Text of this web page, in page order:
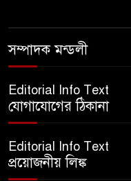
সম্পাদক মন্ডলী
Editorial Info Text
যোগাযোগের ঠিকানা
Editorial Info Text
প্রয়োজনীয় লিঙ্ক